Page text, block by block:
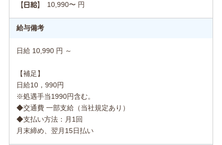
【日給】 10,990〜 円
給与備考
日給 10,990 円 ～
【補足】
日給10，990円
※処遇手当1990円含む。
◆交通費 一部支給（当社規定あり）
◆支払い方法：月1回
月末締め、翌月15日払い